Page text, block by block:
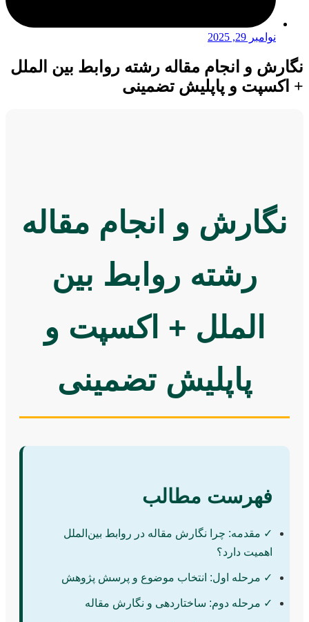
نوامبر 29, 2025
نگارش و انجام مقاله رشته روابط بین الملل
+ اکسپت و پاپلیش تضمینی
نگارش و انجام مقاله
رشته روابط بین
الملل + اکسپت و
پاپلیش تضمینی
فهرست مطالب
✓ مقدمه: چرا نگارش مقاله در روابط بین‌الملل
اهمیت دارد؟
✓ مرحله اول: انتخاب موضوع و پرسش پژوهش
✓ مرحله دوم: ساختاردهی و نگارش مقاله